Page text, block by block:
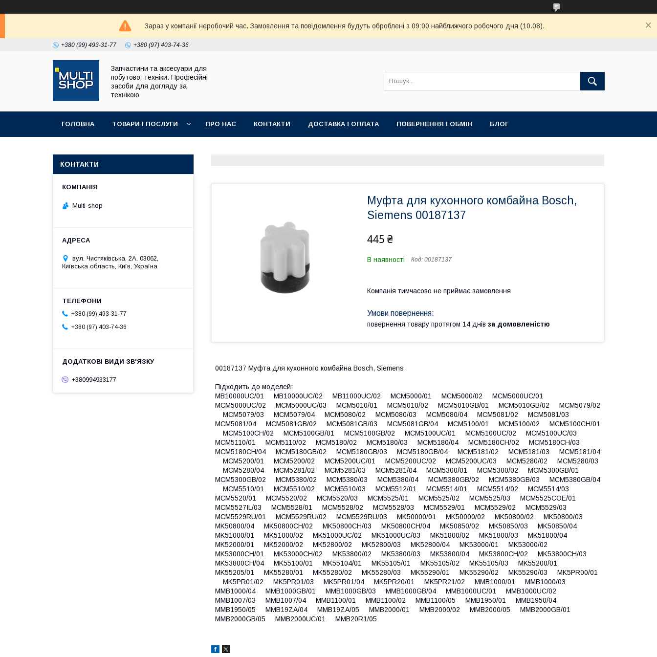
Зараз у компанії неробочий час. Замовлення та повідомлення будуть оброблені з 09:00 найближчого робочого дня (10.08).
+380 (99) 493-31-77 +380 (97) 403-74-36
Запчастини та аксесуари для
побутової техніки. Професійні
засоби для догляду за
технікою
ГОЛОВНА ТОВАРИ І ПОСЛУГИ ПРО НАС КОНТАКТИ ДОСТАВКА І ОПЛАТА ПОВЕРНЕННЯ І ОБМІН БЛОГ
Муфта для кухонного комбайна Bosch,
Siemens 00187137
445 ₴
В наявності Код: 00187137
Компанія тимчасово не приймає замовлення
повернення товару протягом 14 днів за домовленістю
00187137 Муфта для кухонного комбайна Bosch, Siemens
Підходить до моделей:
MB10000UC/01 MB10000UC/02 MB11000UC/02 MCM5000/01 MCM5000/02 MCM5000UC/01
MCM5000UC/02 MCM5000UC/03 MCM5010/01 MCM5010/02 MCM5010GB/01 MCM5010GB/02 MCM5079/02
MCM5079/03 MCM5079/04 MCM5080/02 MCM5080/03 MCM5080/04 MCM5081/02 MCM5081/03
MCM5081/04 MCM5081GB/02 MCM5081GB/03 MCM5081GB/04 MCM5100/01 MCM5100/02 MCM5100CH/01
MCM5100CH/02 MCM5100GB/01 MCM5100GB/02 MCM5100UC/01 MCM5100UC/02 MCM5100UC/03
MCM5110/01 MCM5110/02 MCM5180/02 MCM5180/03 MCM5180/04 MCM5180CH/02 MCM5180CH/03
MCM5180CH/04 MCM5180GB/02 MCM5180GB/03 MCM5180GB/04 MCM5181/02 MCM5181/03 MCM5181/04
MCM5200/01 MCM5200/02 MCM5200UC/01 MCM5200UC/02 MCM5200UC/03 MCM5280/02 MCM5280/03
MCM5280/04 MCM5281/02 MCM5281/03 MCM5281/04 MCM5300/01 MCM5300/02 MCM5300GB/01
MCM5300GB/02 MCM5380/02 MCM5380/03 MCM5380/04 MCM5380GB/02 MCM5380GB/03 MCM5380GB/04
MCM5510/01 MCM5510/02 MCM5510/03 MCM5512/01 MCM5514/01 MCM5514/02 MCM5514/03
MCM5520/01 MCM5520/02 MCM5520/03 MCM5525/01 MCM5525/02 MCM5525/03 MCM5525COE/01
MCM5527IL/03 MCM5528/01 MCM5528/02 MCM5528/03 MCM5529/01 MCM5529/02 MCM5529/03
MCM5529RU/01 MCM5529RU/02 MCM5529RU/03 MK50000/01 MK50000/02 MK50800/02 MK50800/03
MK50800/04 MK50800CH/02 MK50800CH/03 MK50800CH/04 MK50850/02 MK50850/03 MK50850/04
MK51000/01 MK51000/02 MK51000UC/02 MK51000UC/03 MK51800/02 MK51800/03 MK51800/04
MK52000/01 MK52000/02 MK52800/02 MK52800/03 MK52800/04 MK53000/01 MK53000/02
MK53000CH/01 MK53000CH/02 MK53800/02 MK53800/03 MK53800/04 MK53800CH/02 MK53800CH/03
MK53800CH/04 MK55100/01 MK55104/01 MK55105/01 MK55105/02 MK55105/03 MK55200/01
MK55205/01 MK55280/01 MK55280/02 MK55280/03 MK55290/01 MK55290/02 MK55290/03 MK5PR00/01
MK5PR01/02 MK5PR01/03 MK5PR01/04 MK5PR20/01 MK5PR21/02 MMB1000/01 MMB1000/03
MMB1000/04 MMB1000GB/01 MMB1000GB/03 MMB1000GB/04 MMB1000UC/01 MMB1000UC/02
MMB1007/03 MMB1007/04 MMB1100/01 MMB1100/02 MMB1100/05 MMB1950/01 MMB1950/04
MMB1950/05 MMB19ZA/04 MMB19ZA/05 MMB2000/01 MMB2000/02 MMB2000/05 MMB2000GB/01
MMB2000GB/05 MMB2000UC/01 MMB20R1/05
КОНТАКТИ
Multi-shop
вул. Чистяківська, 2А, 03062,
Київська область, Київ, Україна
+380 (99) 493-31-77
+380 (97) 403-74-36
+380994933177